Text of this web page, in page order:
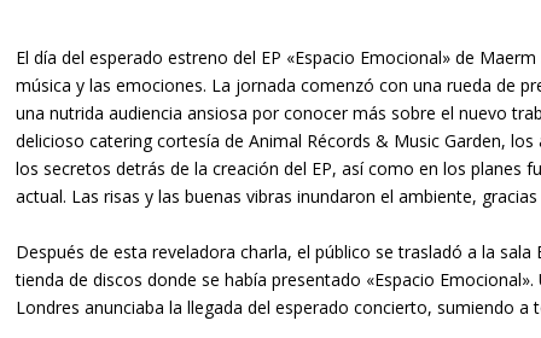
El día del esperado estreno del EP «Espacio Emocional» de
música y las emociones. La jornada comenzó con una rueda de
una nutrida audiencia ansiosa por conocer más sobre el nuevo
delicioso catering cortesía de Animal Récords & Music Garden,
los secretos detrás de la creación del EP, así como en los planes
actual. Las risas y las buenas vibras inundaron el ambiente,
Después de esta reveladora charla, el público se trasladó a la
tienda de discos donde se había presentado «Espacio
Londres anunciaba la llegada del esperado concierto, sumiendo a